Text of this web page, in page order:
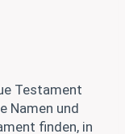
Testament
Namen und
finden, in